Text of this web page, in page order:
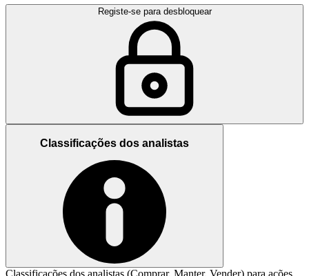
Registe-se para desbloquear
Classificações dos analistas